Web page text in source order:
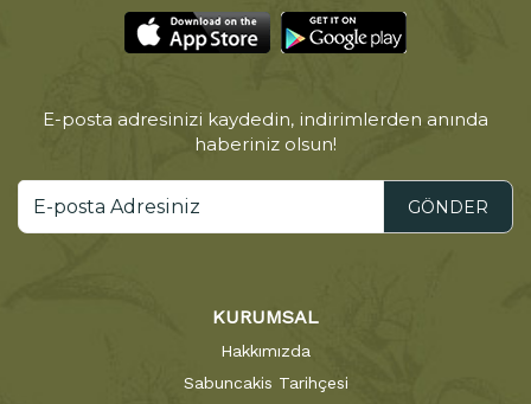
E-posta adresinizi kaydedin, indirimlerden anında
haberiniz olsun!
GÖNDER
KURUMSAL
Hakkımızda
Sabuncakis Tarihçesi